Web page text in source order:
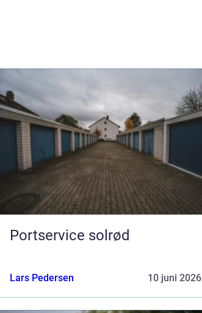
Portservice solrød
Lars Pedersen 10 juni 2026